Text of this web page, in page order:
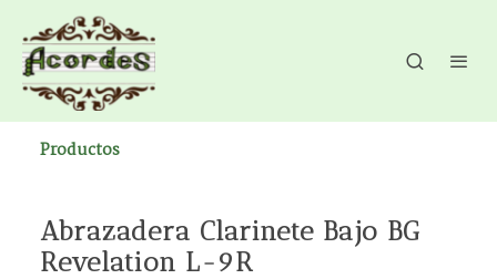
Productos
Abrazadera Clarinete Bajo BG
Revelation L-9R